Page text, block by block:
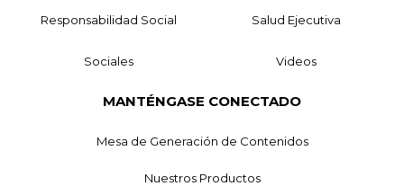
Responsabilidad Social Salud Ejecutiva
Sociales Videos
MANTÉNGASE CONECTADO
Mesa de Generación de Contenidos
Nuestros Productos